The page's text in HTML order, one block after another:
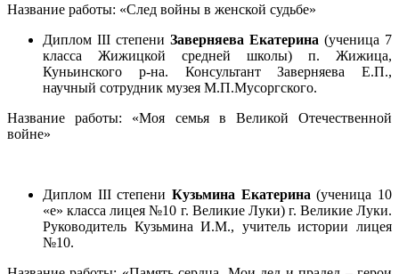
Название работы: «След войны в женской судьбе»
Диплом III степени Заверняева Екатерина (ученица 7
класса Жижицкой средней школы) п. Жижица,
Куньинского р-на. Консультант Заверняева Е.П.,
научный сотрудник музея М.П.Мусоргского.
Название работы: «Моя семья в Великой Отечественной
войне»
Диплом III степени Кузьмина Екатерина (ученица 10
«е» класса лицея №10 г. Великие Луки) г. Великие Луки.
Руководитель Кузьмина И.М., учитель истории лицея
№10.